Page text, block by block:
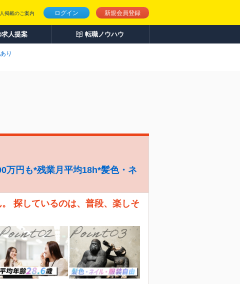
ログイン 新規会員登録
掲載のご案内
人提案 転職ノウハウ
り
万円も*残業月平均18h*髪色・ネ
探しているのは、普段、楽しそ